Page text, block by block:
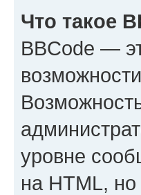
Что такое
BBCode —
уровне
на HTML,